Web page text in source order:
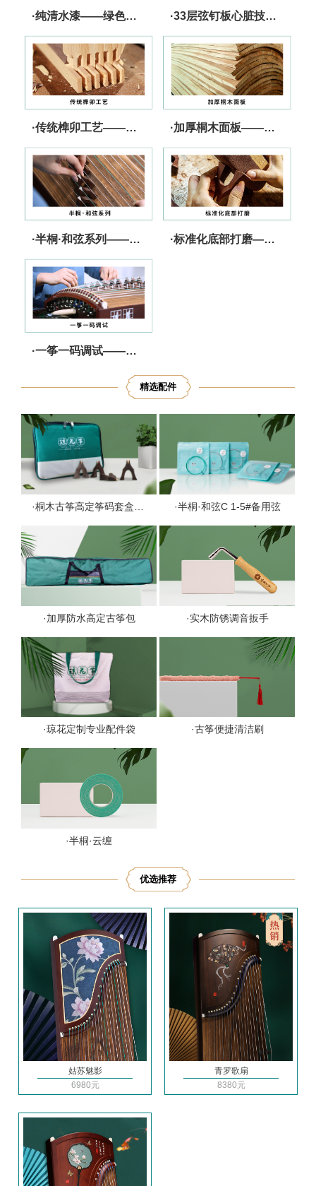
·纯清水漆——绿色、健康、无忧 ·33层弦钉板心脏技术——张力强 更坚固
·传统榫卯工艺——快速传导 音色出众 ·加厚桐木面板——核心技术 发音灵敏
·半桐·和弦系列——音色纯净 张驰有度 ·标准化底部打磨——精工细作 减少跑码
·一筝一码调试——严选把关 调音无忧
精选配件
·半桐·和弦C 1-5#备用弦
·加厚防水高定古筝包 ·实木防锈调音扳手
·琼花定制专业配件袋 ·古筝便捷清洁刷
·半桐·云缠
优选推荐
姑苏魅影
6980元
青罗歌扇
8380元